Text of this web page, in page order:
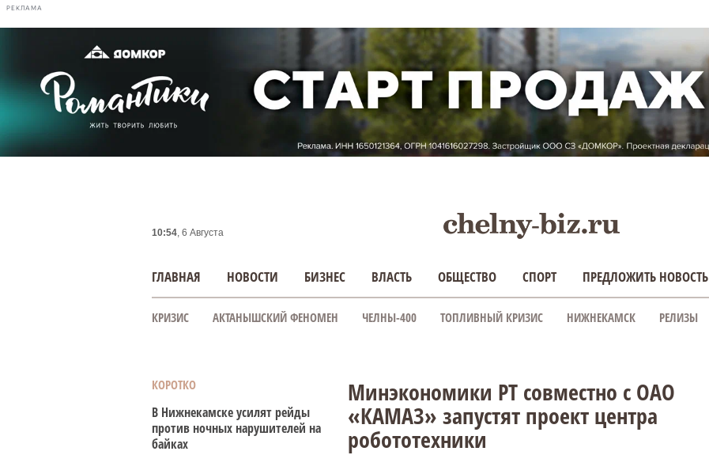
РЕКЛАМА
10:54, 6 Августа
ГЛАВНАЯ НОВОСТИ БИЗНЕС ВЛАСТЬ ОБЩЕСТВО СПОРТ ПРЕДЛОЖИТЬ НОВОСТЬ
КРИЗИС АКТАНЫШСКИЙ ФЕНОМЕН ЧЕЛНЫ-400 ТОПЛИВНЫЙ КРИЗИС НИЖНЕКАМСК РЕЛИЗЫ
КОРОТКО
В Нижнекамске усилят рейды
против ночных нарушителей на
байках
Минэкономики РТ совместно с ОАО
«КАМАЗ» запустят проект центра
робототехники